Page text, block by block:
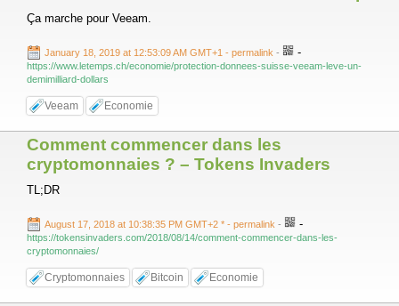
Ça marche pour Veeam.
January 18, 2019 at 12:53:09 AM GMT+1 - permalink - -
https://www.letemps.ch/economie/protection-donnees-suisse-veeam-leve-un-
demimilliard-dollars
Veeam Economie
Comment commencer dans les
cryptomonnaies ? – Tokens Invaders
TL;DR
August 17, 2018 at 10:38:35 PM GMT+2 * - permalink - -
https://tokensinvaders.com/2018/08/14/comment-commencer-dans-les-
cryptomonnaies/
Cryptomonnaies Bitcoin Economie